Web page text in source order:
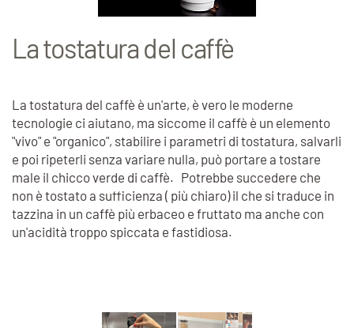
La tostatura del caffè
La tostatura del caffè è un'arte, è vero le moderne
tecnologie ci aiutano, ma siccome il caffè è un elemento
"vivo" e "organico", stabilire i parametri di tostatura, salvarli
e poi ripeterli senza variare nulla, può portare a tostare
male il chicco verde di caffè. Potrebbe succedere che
non è tostato a sufficienza ( più chiaro) il che si traduce in
tazzina in un caffè più erbaceo e fruttato ma anche con
un'acidità troppo spiccata e fastidiosa.